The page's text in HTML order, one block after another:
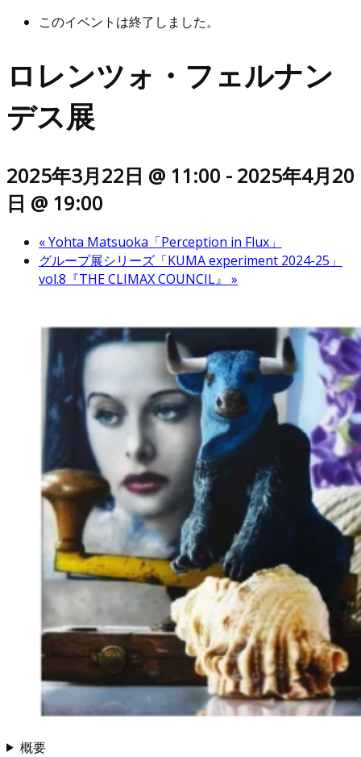
このイベントは終了しました。
ロレンツォ・フェルナン
デス展
2025年3月22日 @ 11:00 - 2025年4月20
日 @ 19:00
«Yohta Matsuoka「Perception in Flux」
グループ展シリーズ「KUMA experiment 2024-25」
vol.8『THE CLIMAX COUNCIL』 »
概要